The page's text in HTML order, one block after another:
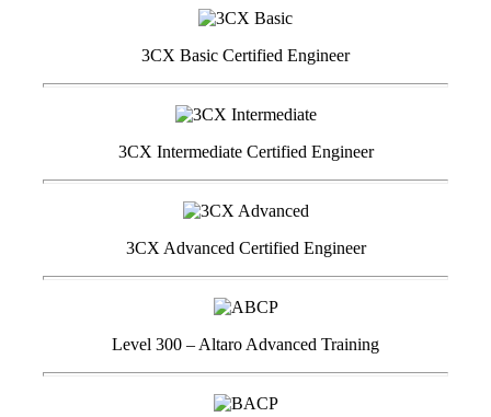
3CX Basic Certified Engineer
3CX Intermediate Certified Engineer
3CX Advanced Certified Engineer
Level 300 – Altaro Advanced Training